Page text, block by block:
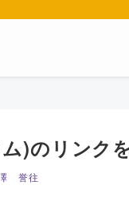
)のリンク
誉往